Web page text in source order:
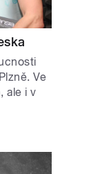
Ve
ale i v